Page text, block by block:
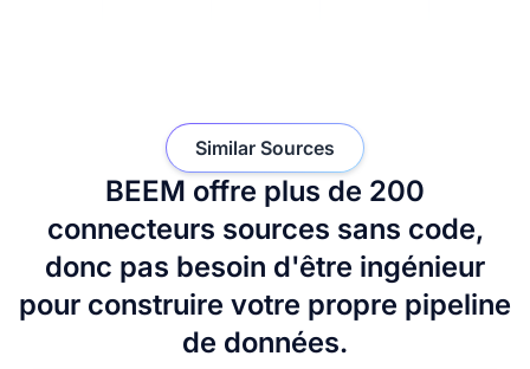
BEEM offre plus de 200
connecteurs sources sans code,
donc pas besoin d'être ingénieur
pour construire votre propre pipeline
de données.
Similar Sources